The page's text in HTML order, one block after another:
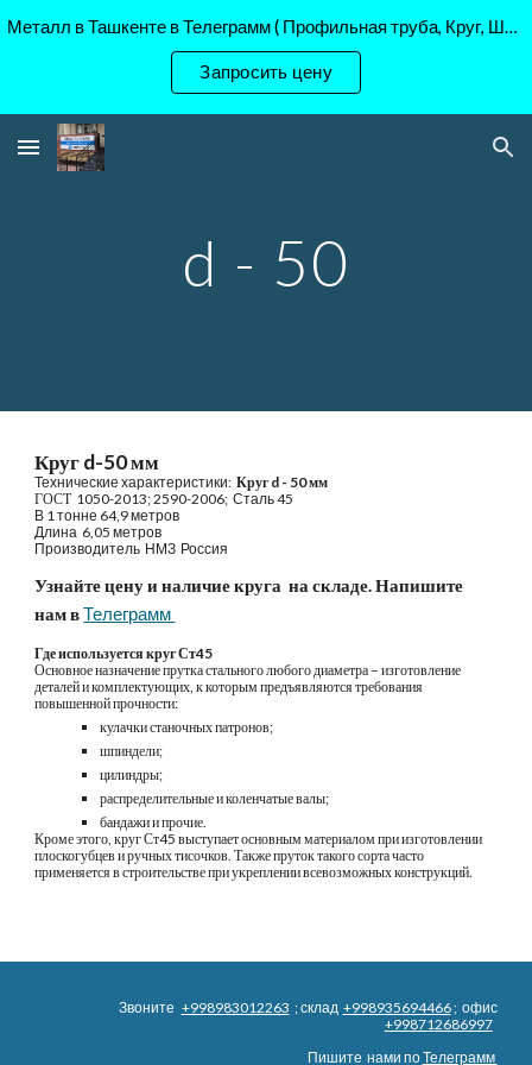
Skip to navigation
Металл в Ташкенте в Телеграмм ( Профильная труба, Круг, Шестигранник Ст45, 40Х, )
Запросить цену
d - 50
Круг d-50 мм
Технические характеристики: Круг d - 50 мм
ГОСТ 1050-2013; 2590-2006;  Сталь 45
В 1 тонне 64,9 метров
Длина  6,05 метров
Производитель НМЗ  Россия
Узнайте цену и наличие круга  на складе. Напишите
нам в Телеграмм
Где используется круг Ст45
Основное назначение прутка стального любого диаметра – изготовление
деталей и комплектующих, к которым предъявляются требования
повышенной прочности:
кулачки станочных патронов;
шпиндели;
цилиндры;
распределительные и коленчатые валы;
бандажи и прочие.
Кроме этого, круг Ст45 выступает основным материалом при изготовлении
плоскогубцев и ручных тисочков. Также пруток такого сорта часто
применяется в строительстве при укреплении всевозможных конструкций.
Звоните +998983012263 ; склад +998935694466; офис
+998712686997
Пишите нами поТелеграмм